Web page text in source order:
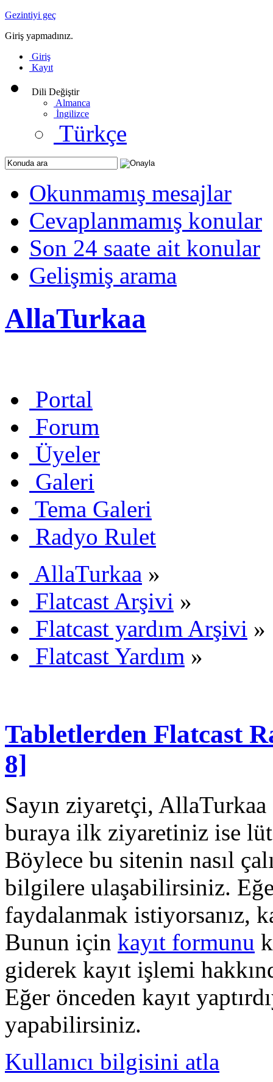
Gezintiyi geç
Giriş yapmadınız.
Giriş
Kayıt
Dili Değiştir
Almanca
İngilizce
Türkçe
Okunmamış mesajlar
Cevaplanmamış konular
Son 24 saate ait konular
Gelişmiş arama
AllaTurkaa
Portal
Forum
Üyeler
Galeri
Tema Galeri
Radyo Rulet
AllaTurkaa »
Flatcast Arşivi »
Flatcast yardım Arşivi »
Flatcast Yardım »
Tabletlerden Flatcast
8]
Sayın ziyaretçi,
buraya ilk ziyaretiniz ise
Böylece bu sitenin nasıl
bilgilere ulaşabilirsiniz.
faydalanmak istiyorsanız,
Bunun için kayıt formunu
giderek kayıt işlemi
Eğer önceden kayıt
yapabilirsiniz.
Kullanıcı bilgisini atla